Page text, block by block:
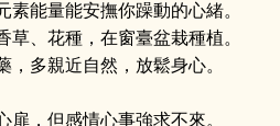
能量能安撫你躁動的心緒。
、花種，在窗臺盆栽種植。
，多親近自然，放鬆身心。
，但感情心事強求不來。